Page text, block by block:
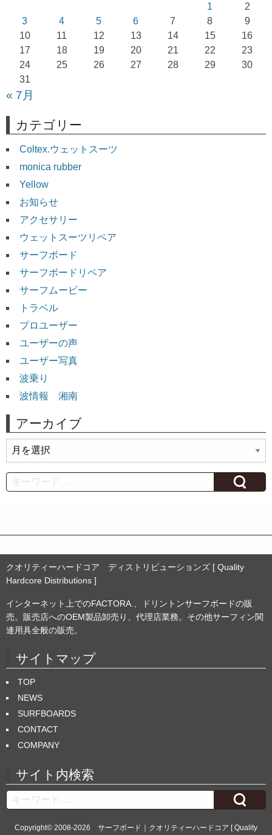
1
2
3
4 5 6 7 8
9
10
11 12 13 14 15
16
17
18 19 20 21 22
23
24
25 26 27 28 29
30
31
« 7月
カテゴリー
Coltex.ウェットスーツ
monica rubber
Yellow
お知らせ
アクセサリー
ウェットスーツリペア
サーフボード
サーフボードリペア
サーフムービー
トラベル
プロユーザー
ユーザーの声
ユーザー写真
波乗り
波情報 湘南
アーカイブ
ー
カ
イ
Search
クオリティーハードコア ディストリビューションズ [ Quality
Hardcore Distributions ]
インターネット上でのFACTORA.、ドリントンサーフボードの販
売。販売店へのOEM製品卸売り、代理店業務。その他サーフィン関
連用具全般の販売。
サイトマップ
TOP
NEWS
SURFBOARDS
CONTACT
COMPANY
サイト内検索
Search
Copyright© 2008-2026 サーフボード｜クオリティーハードコア [ Quality